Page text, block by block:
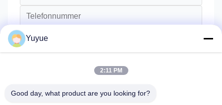
Yuyue
2:11 PM
Good day, what product are you looking for?